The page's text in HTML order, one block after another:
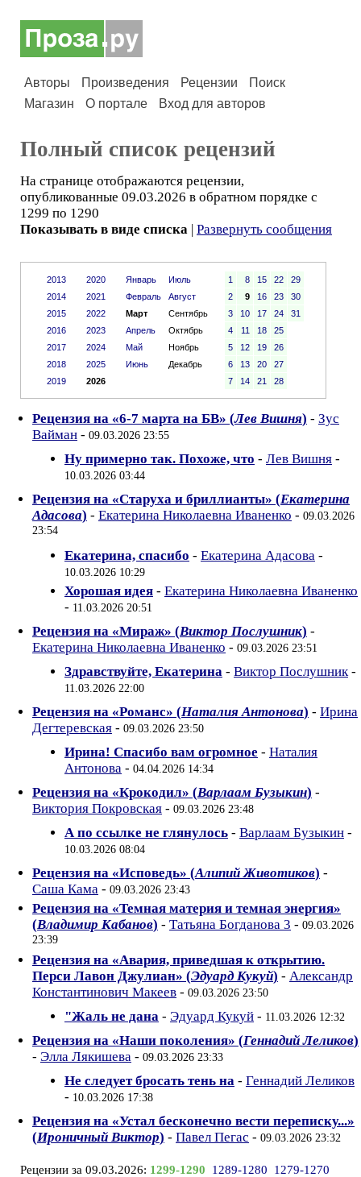
Авторы Произведения Рецензии
Поиск
Магазин
О портале Вход для авторов
Полный список рецензий
На странице отображаются рецензии,
опубликованные 09.03.2026 в обратном порядке с
1299 по 1290
Показывать в виде списка | Развернуть сообщения
2013
2014
2015
2016
2017
2018
2019
2020
2021
2022
2023
2024
2025
2026
Январь
Июль
Февраль
Август
Март
Сентябрь
Апрель
Октябрь
Май
Ноябрь
Июнь
Декабрь
1 8 15 22
29
2
9 16 23
30
3
10 17 24
31
4
11 18
25
5
12 19
26
6
13 20
27
7
14 21 28
Рецензия на «6-7 марта на БВ» (Лев Вишня) - Зус
Вайман - 09.03.2026 23:55
Ну примерно так. Похоже, что - Лев Вишня -
10.03.2026 03:44
Рецензия на «Старуха и бриллианты» (Екатерина
Адасова) - Екатерина Николаевна Иваненко - 09.03.2026
23:54
Екатерина, спасибо - Екатерина Адасова -
10.03.2026 10:29
Хорошая идея - Екатерина Николаевна Иваненко
- 11.03.2026 20:51
Рецензия на «Мираж» (Виктор Послушник) -
Екатерина Николаевна Иваненко - 09.03.2026 23:51
Здравствуйте, Екатерина - Виктор Послушник-
11.03.2026 22:00
Рецензия на «Романс» (Наталия Антонова) - Ирина
Дегтеревская - 09.03.2026 23:50
Ирина! Спасибо вам огромное - Наталия
Антонова - 04.04.2026 14:34
Рецензия на «Крокодил» (Варлаам Бузыкин) -
Виктория Покровская - 09.03.2026 23:48
А по ссылке не глянулось - Варлаам Бузыкин -
10.03.2026 08:04
Рецензия на «Исповедь» (Алипий Животиков) -
Саша Кама - 09.03.2026 23:43
Рецензия на «Темная материя и темная энергия»
(Владимир Кабанов) - Татьяна Богданова 3 - 09.03.2026
23:39
Рецензия на «Авария, приведшая к открытию.
Перси Лавон Джулиан» (Эдуард Кукуй) - Александр
Константинович Макеев - 09.03.2026 23:50
"Жаль не дана - Эдуард Кукуй - 11.03.2026 12:32
Рецензия на «Наши поколения» (Геннадий Леликов)
- Элла Лякишева - 09.03.2026 23:33
Не следует бросать тень на - Геннадий Леликов
- 10.03.2026 17:38
Рецензия на «Устал бесконечно вести переписку...»
(Ироничный Виктор) - Павел Пегас - 09.03.2026 23:32
Рецензии за 09.03.2026: 1299-1290 1289-1280
1279-1270